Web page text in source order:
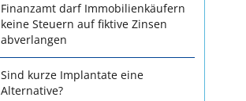
Finanzamt darf Immobilienkäufern
keine Steuern auf fiktive Zinsen
abverlangen
Sind kurze Implantate eine
Alternative?